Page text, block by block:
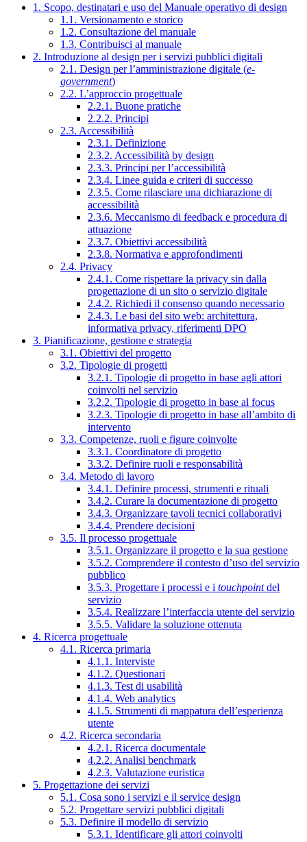
1. Scopo, destinatari e uso del Manuale operativo di design
1.1. Versionamento e storico
1.2. Consultazione del manuale
1.3. Contribuisci al manuale
2. Introduzione al design per i servizi pubblici digitali
2.1. Design per l’amministrazione digitale (e-
government)
2.2. L’approccio progettuale
2.2.1. Buone pratiche
2.2.2. Principi
2.3. Accessibilità
2.3.1. Definizione
2.3.2. Accessibilità by design
2.3.3. Principi per l’accessibilità
2.3.4. Linee guida e criteri di successo
2.3.5. Come rilasciare una dichiarazione di
accessibilità
2.3.6. Meccanismo di feedback e procedura di
attuazione
2.3.7. Obiettivi accessibilità
2.3.8. Normativa e approfondimenti
2.4. Privacy
2.4.1. Come rispettare la privacy sin dalla
progettazione di un sito o servizio digitale
2.4.2. Richiedi il consenso quando necessario
2.4.3. Le basi del sito web: architettura,
informativa privacy, riferimenti DPO
3. Pianificazione, gestione e strategia
3.1. Obiettivi del progetto
3.2. Tipologie di progetti
3.2.1. Tipologie di progetto in base agli attori
coinvolti nel servizio
3.2.2. Tipologie di progetto in base al focus
3.2.3. Tipologie di progetto in base all’ambito di
intervento
3.3. Competenze, ruoli e figure coinvolte
3.3.1. Coordinatore di progetto
3.3.2. Definire ruoli e responsabilità
3.4. Metodo di lavoro
3.4.1. Definire processi, strumenti e rituali
3.4.2. Curare la documentazione di progetto
3.4.3. Organizzare tavoli tecnici collaborativi
3.4.4. Prendere decisioni
3.5. Il processo progettuale
3.5.1. Organizzare il progetto e la sua gestione
3.5.2. Comprendere il contesto d’uso del servizio
pubblico
3.5.3. Progettare i processi e i touchpointdel
servizio
3.5.4. Realizzare l’interfaccia utente del servizio
3.5.5. Validare la soluzione ottenuta
4. Ricerca progettuale
4.1. Ricerca primaria
4.1.1. Interviste
4.1.2. Questionari
4.1.3. Test di usabilità
4.1.4. Web analytics
4.1.5. Strumenti di mappatura dell’esperienza
utente
4.2. Ricerca secondaria
4.2.1. Ricerca documentale
4.2.2. Analisi benchmark
4.2.3. Valutazione euristica
5. Progettazione dei servizi
5.1. Cosa sono i servizi e il service design
5.2. Progettare servizi pubblici digitali
5.3. Definire il modello di servizio
5.3.1. Identificare gli attori coinvolti